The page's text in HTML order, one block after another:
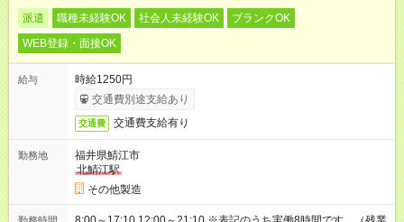
派遣 職種未経験OK 社会人未経験OK
ブランクOK
WEB登録・面接OK
給与
時給1250円
交通費別途支給あり
交通費 交通費支給有り
勤務地
福井県鯖江市
北鯖江駅
その他製造